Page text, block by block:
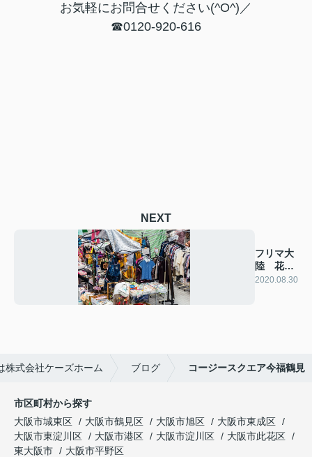
お気軽にお問合せください(^O^)／
☎0120-920-616
NEXT
フリマ大
陸 花博
フリーマ
2020.08.30
株式会社ケーズホーム ブログ コージースクエア今福鶴見
市区町村から探す
大阪市城東区
大阪市鶴見区 大阪市旭区
大阪市東成区
大阪市東淀川区
大阪市港区 大阪市淀川区
大阪市此花区
東大阪市
大阪市平野区